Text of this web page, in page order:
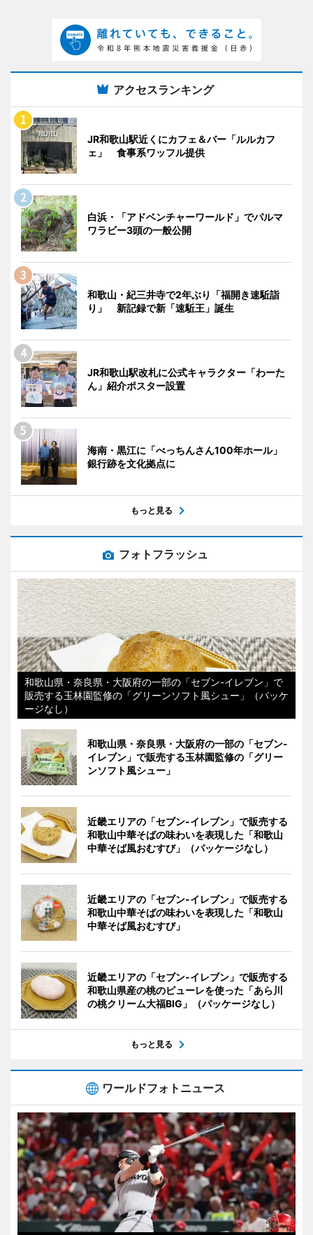
アクセスランキング
JR和歌山駅近くにカフェ＆バー「ルルカフ
ェ」 食事系ワッフル提供
白浜・「アドベンチャーワールド」でパルマ
ワラビー3頭の一般公開
和歌山・紀三井寺で2年ぶり「福開き速駈詣
り」 新記録で新「速駈王」誕生
JR和歌山駅改札に公式キャラクター「わーた
ん」紹介ポスター設置
海南・黒江に「べっちんさん100年ホール」
銀行跡を文化拠点に
もっと見る
フォトフラッシュ
和歌山県・奈良県・大阪府の一部の「セブン-イレブン」で
販売する玉林園監修の「グリーンソフト風シュー」（パッケ
ージなし）
和歌山県・奈良県・大阪府の一部の「セブン-
イレブン」で販売する玉林園監修の「グリー
ンソフト風シュー」
近畿エリアの「セブン-イレブン」で販売する
和歌山中華そばの味わいを表現した「和歌山
中華そば風おむすび」（パッケージなし）
近畿エリアの「セブン-イレブン」で販売する
和歌山中華そばの味わいを表現した「和歌山
中華そば風おむすび」
近畿エリアの「セブン-イレブン」で販売する
和歌山県産の桃のピューレを使った「あら川
の桃クリーム大福BIG」（パッケージなし）
もっと見る
ワールドフォトニュース